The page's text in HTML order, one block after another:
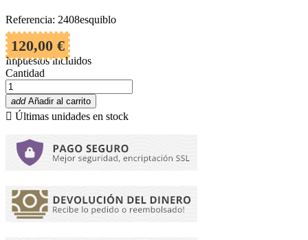
Referencia: 2408esquiblo
120,00 €
Impuestos incluidos
Cantidad
add Añadir al carrito
 Últimas unidades en stock